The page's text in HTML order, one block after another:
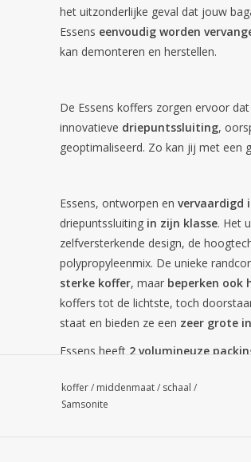
het uitzonderlijke geval dat jouw
Essens eenvoudig worden
kan demonteren en herstellen.
De Essens koffers zorgen ervoor dat
innovatieve driepuntssluiting,
geoptimaliseerd. Zo kan jij met een
Essens, ontworpen en vervaardigd
driepuntssluiting in zijn klasse. Het
zelfversterkende design, de
polypropyleenmix. De unieke
sterke koffer, maar beperken ook
koffers tot de lichtste, toch
staat en bieden ze een zeer grote
Essens heeft 2 volumineuze
weerszijden. Gegarandeerd
packing cubes op, dankzij het
koffer/ middenmaat/ schaal /
Samsonite